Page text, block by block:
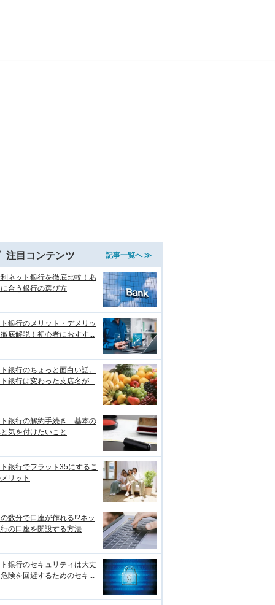
注目コンテンツ 記事一覧へ ≫
ネット銀行を徹底比較！あ
合う銀行の選び方
銀行のメリット・デメリッ
底解説！初心者におすす...
銀行のちょっと面白い話。
銀行は変わった支店名が...
銀行の解約手続き 基本の
気を付けたいこと
銀行でフラット35にするこ
リット
数分で口座が作れる!?ネッ
の口座を開設する方法
銀行のセキュリティは大丈
険を回避するためのセキ...